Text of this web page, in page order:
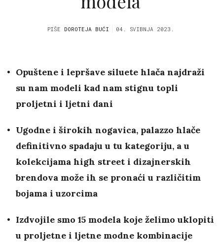
PIŠE DOROTEJA BUĆI 04. SVIBNJA 2023.
Opuštene i lepršave siluete hlača najdraži
su nam modeli kad nam stignu topli
proljetni i ljetni dani
Ugodne i širokih nogavica, palazzo hlače
definitivno spadaju u tu kategoriju, a u
kolekcijama high street i dizajnerskih
brendova može ih se pronaći u različitim
bojama i uzorcima
Izdvojile smo 15 modela koje želimo uklopiti
u proljetne i ljetne modne kombinacije